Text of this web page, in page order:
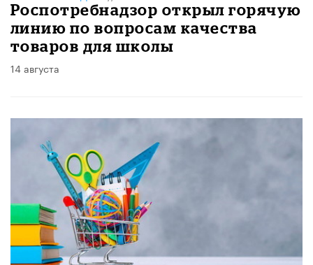
Роспотребнадзор открыл горячую
линию по вопросам качества
товаров для школы
14 августа